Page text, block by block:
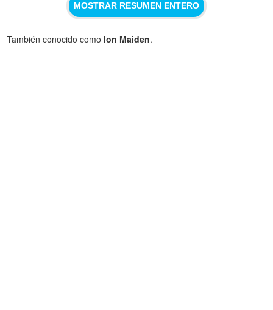
MOSTRAR RESUMEN ENTERO
También conocido comoIon Maiden.